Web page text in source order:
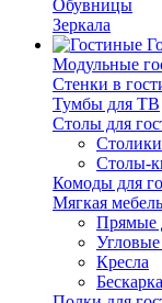
Обувницы
Зеркала
Модульные
Стенки в
Тумбы для ТВ
Столы для
Столы-
Комоды для
Мягкая
Прямые
Кресла